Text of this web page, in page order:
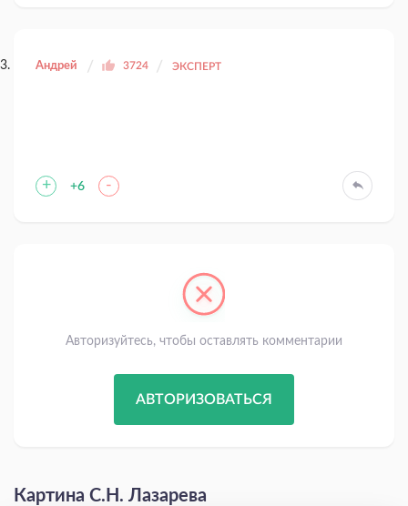
Андрей 3724 ЭКСПЕРТ
+ +6 -
Авторизуйтесь, чтобы оставлять комментарии
АВТОРИЗОВАТЬСЯ
Картина С.Н. Лазарева